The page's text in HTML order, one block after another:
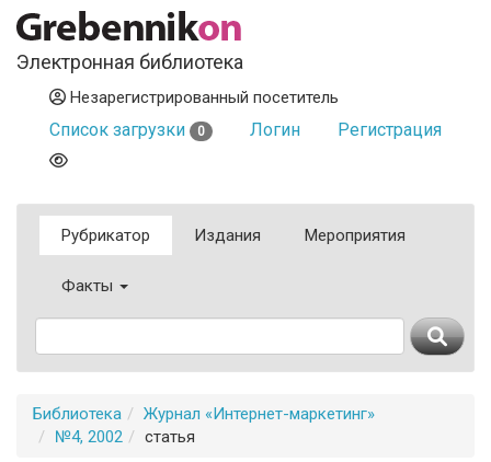
Электронная библиотека
Незарегистрированный посетитель
Список загрузки 0 Логин Регистрация
Рубрикатор Издания Мероприятия
Факты
Библиотека
Журнал «Интернет-маркетинг»
№4, 2002
статья